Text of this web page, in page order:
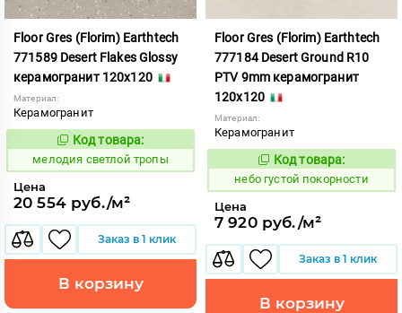
Floor Gres (Florim) Earthtech
771589 Desert Flakes Glossy
керамогранит 120x120
Материал:
Керамогранит
963608
Код товара:
мелодия светлой тропы
Цена
20 554 руб./м²
Заказ в 1 клик
В корзину
Floor Gres (Florim) Earthtech
777184 Desert Ground R10
PTV 9mm керамогранит
120x120
Материал:
Керамогранит
1112322
Код товара:
небо густой покорности
Цена
7 920 руб./м²
Заказ в 1 клик
В корзину